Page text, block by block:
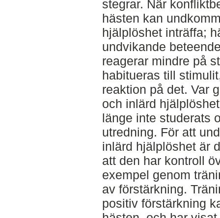
stegrar. När
hästen kan
hjälplöshet inträffa;
undvikande
reagerar mindre på
habitueras till
reaktion på det. Var
och inlärd
länge inte studerats
utredning. För att
inlärd hjälplöshet är
att den har kontroll
exempel genom
av förstärkning.
positiv förstärkning